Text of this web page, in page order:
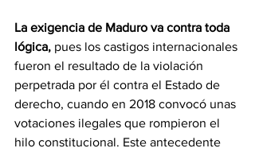
La exigencia de Maduro va contra toda
lógica, pues los castigos internacionales
fueron el resultado de la violación
perpetrada por él contra el Estado de
derecho, cuando en 2018 convocó unas
votaciones ilegales que rompieron el
hilo constitucional. Este antecedente